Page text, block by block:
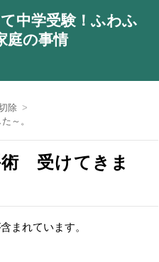
中学受験！ふわふ
庭の事情
除
～。
術 受けてきま
まれています。